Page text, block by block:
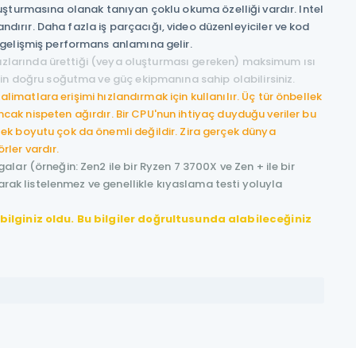
olanak tanıyan çoklu okuma özelliği vardır. Intel
Daha fazla iş parçacığı, video düzenleyiciler ve kod
performans anlamına gelir.
ürettiği (veya oluşturması gereken) maksimum ısı
doğru soğutma ve güç ekipmanına sahip olabilirsiniz.
erişimi hızlandırmak için kullanılır. Üç tür önbellek
nispeten ağırdır. Bir CPU'nun ihtiyaç duyduğu veriler bu
boyutu çok da önemli değildir. Zira gerçek dünya
vardır.
(örneğin: Zen2 ile bir Ryzen 7 3700X ve Zen + ile bir
listelenmez ve genellikle kıyaslama testi yoluyla
oldu. Bu bilgiler doğrultusunda alabileceğiniz